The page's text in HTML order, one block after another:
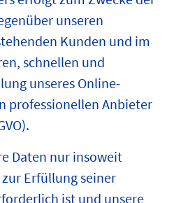
unseren
Kunden und im
schnellen und
unseres Online-
professionellen Anbieter
Daten nur insoweit
Erfüllung seiner
ist und unsere